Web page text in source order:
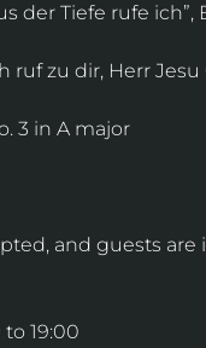
der Tiefe rufe ich”,
zu dir, Herr Jesu
3 in A major
and guests are
19:00